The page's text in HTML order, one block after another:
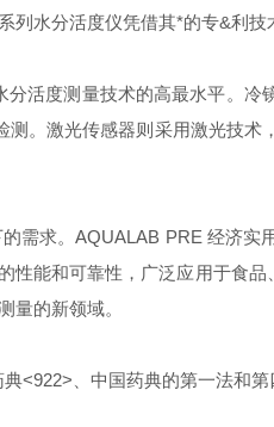
系列水分活度仪凭借其*的专&利技
分活度测量技术的高最水平。
测。激光传感器则采用激光技
需求。AQUALAB PRE 经济实
性能和可靠性，广泛应用于食品
量的新领域。
典<922> 、中国药典的第一法和